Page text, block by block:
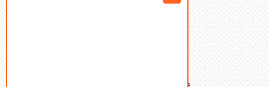
Латунный и бронзовый крепеж